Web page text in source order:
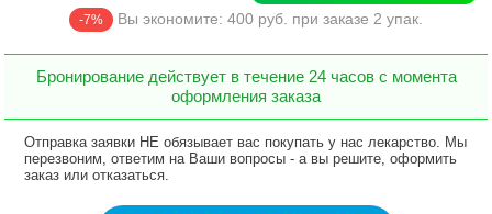
-7% Вы экономите: 400 руб. при заказе 2 упак.
Бронирование действует в течение 24 часов с момента
оформления заказа
Отправка заявки НЕ обязывает вас покупать у нас лекарство. Мы
перезвоним, ответим на Ваши вопросы - а вы решите, оформить
заказ или отказаться.